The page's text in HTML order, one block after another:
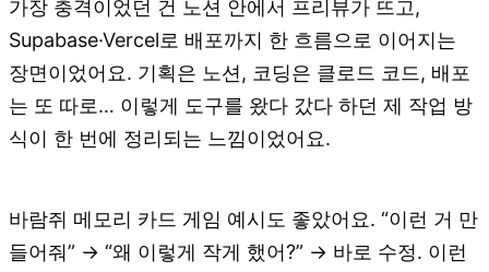
가장 충격이었던 건 노션 안에서 프리뷰가 뜨고,
Supabase·Vercel로 배포까지 한 흐름으로 이어지는
장면이었어요. 기획은 노션, 코딩은 클로드 코드, 배포
는 또 따로… 이렇게 도구를 왔다 갔다 하던 제 작업 방
식이 한 번에 정리되는 느낌이었어요.
바람쥐 메모리 카드 게임 예시도 좋았어요. “이런 거 만
들어줘” → “왜 이렇게 작게 했어?” → 바로 수정. 이런